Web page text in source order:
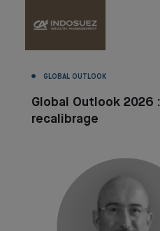
GLOBAL OUTLOOK
Global Outlook 2026
recalibrage